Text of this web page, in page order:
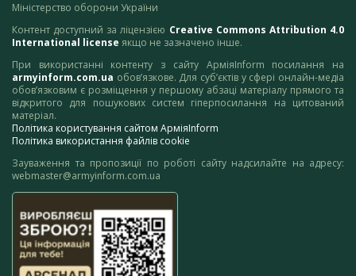
Міністерство оборони України
Контент доступний за ліцензією Creative Commons Attribution 4.0
International license якщо не зазначено інше.
При використанні контенту з сайту АрміяInform посилання на
armyinform.com.ua обов’язкове. Для суб’єктів у сфері онлайн-медіа
обов’язковим є розміщення у першому абзаці матеріалу прямого та
відкритого для пошукових систем гіперпосилання на цитований
матеріал.
Політика користування сайтом АрміяInform
Політика використання файлів cookie
Зауваження та пропозиції по роботі сайту надсилайте на адресу:
webmaster@armyinform.com.ua